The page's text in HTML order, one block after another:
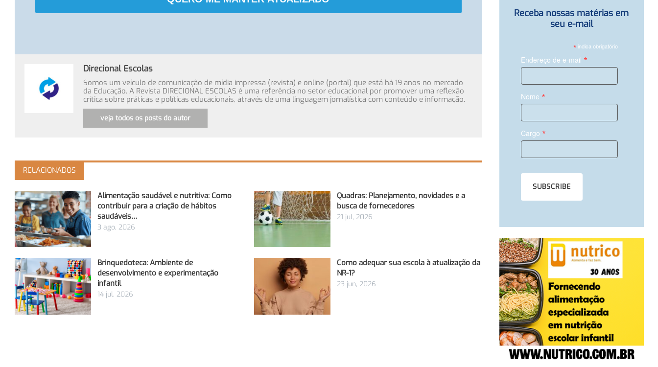
Direcional Escolas
Somos um veículo de comunicação de mídia impressa (revista) e online (portal) que está há 19 anos no mercado
da Educação. A Revista DIRECIONAL ESCOLAS é uma referência no setor educacional por promover uma reflexão
crítica sobre práticas e políticas educacionais, através de uma linguagem jornalística com conteúdo e informação.
veja todos os posts do autor
RELACIONADOS
Alimentação saudável e nutritiva: Como
contribuir para a criação de hábitos
saudáveis…
3 ago, 2026
Quadras: Planejamento, novidades e a
busca de fornecedores
21 jul, 2026
Brinquedoteca: Ambiente de
desenvolvimento e experimentação
infantil
14 jul, 2026
Como adequar sua escola à atualização da
NR-1?
23 jun, 2026
Receba nossas matérias em
seu e-mail
* indica obrigatório
Endereço de e-mail *
Nome *
Cargo *